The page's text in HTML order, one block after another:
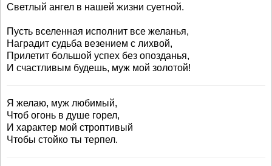
Светлый ангел в нашей жизни суетной.
Пусть вселенная исполнит все желанья,
Наградит судьба везением с лихвой,
Прилетит большой успех без опозданья,
И счастливым будешь, муж мой золотой!
Я желаю, муж любимый,
Чтоб огонь в душе горел,
И характер мой строптивый
Чтобы стойко ты терпел.